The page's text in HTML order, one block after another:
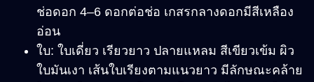
ช่อดอก 4–6 ดอกต่อช่อ เกสรกลางดอกมีสีเหลือง
อ่อน
ใบ: ใบเดี่ยว เรียวยาว ปลายแหลม สีเขียวเข้ม ผิว
ใบมันเงา เส้นใบเรียงตามแนวยาว มีลักษณะคล้าย